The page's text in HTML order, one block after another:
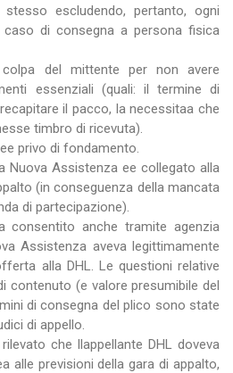
escludendo, pertanto, ogni
caso di consegna a persona fisica
del mittente per non avere
essenziali (quali: il termine di
il pacco, la necessitaa che
timbro di ricevuta).
privo di fondamento.
Nuova Assistenza ee collegato alla
(in conseguenza della mancata
di partecipazione).
consentito anche tramite agenzia
Assistenza aveva legittimamente
alla DHL. Le questioni relative
contenuto (e valore presumibile del
di consegna del plico sono state
di appello.
che llappellante DHL doveva
alle previsioni della gara di appalto,